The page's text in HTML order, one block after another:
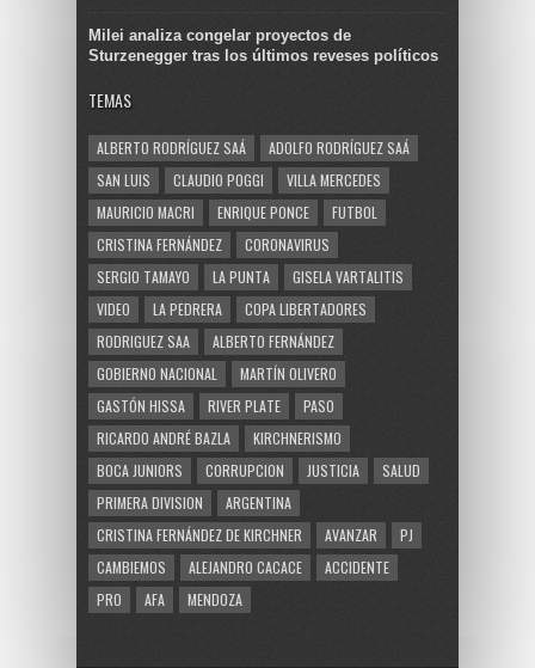
Milei analiza congelar proyectos de
Sturzenegger tras los últimos reveses políticos
TEMAS
ALBERTO RODRÍGUEZ SAÁ
ADOLFO RODRÍGUEZ SAÁ
SAN LUIS
CLAUDIO POGGI
VILLA MERCEDES
MAURICIO MACRI
ENRIQUE PONCE
FUTBOL
CRISTINA FERNÁNDEZ
CORONAVIRUS
SERGIO TAMAYO
LA PUNTA
GISELA VARTALITIS
VIDEO
LA PEDRERA
COPA LIBERTADORES
RODRIGUEZ SAA
ALBERTO FERNÁNDEZ
GOBIERNO NACIONAL
MARTÍN OLIVERO
GASTÓN HISSA
RIVER PLATE
PASO
RICARDO ANDRÉ BAZLA
KIRCHNERISMO
BOCA JUNIORS
CORRUPCION JUSTICIA
SALUD
PRIMERA DIVISION
ARGENTINA
CRISTINA FERNÁNDEZ DE KIRCHNER
AVANZAR
PJ
CAMBIEMOS
ALEJANDRO CACACE
ACCIDENTE
PRO
AFA MENDOZA